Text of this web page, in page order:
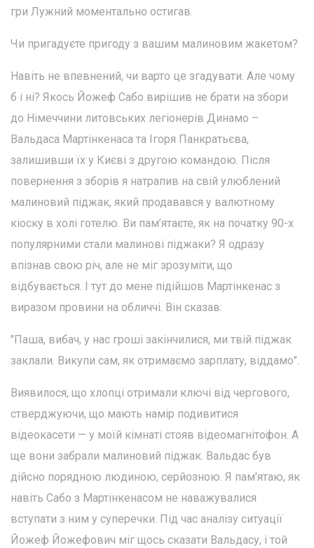
гри Лужний моментально остигав.
Чи пригадуєте пригоду з вашим малиновим жакетом?
Навіть не впевнений, чи варто це згадувати. Але чому
б і ні? Якось Йожеф Сабо вирішив не брати на збори
до Німеччини литовських легіонерів Динамо –
Вальдаса Мартінкенаса та Ігоря Панкратьєва,
залишивши їх у Києві з другою командою. Після
повернення з зборів я натрапив на свій улюблений
малиновий піджак, який продавався у валютному
кіоску в холі готелю. Ви пам’ятаєте, як на початку 90-х
популярними стали малинові піджаки? Я одразу
впізнав свою річ, але не міг зрозуміти, що
відбувається. І тут до мене підійшов Мартінкенас з
виразом провини на обличчі. Він сказав:
"Паша, вибач, у нас гроші закінчилися, ми твій піджак
заклали. Викупи сам, як отримаємо зарплату, віддамо".
Виявилося, що хлопці отримали ключі від чергового,
стверджуючи, що мають намір подивитися
відеокасети — у моїй кімнаті стояв відеомагнітофон. А
ще вони забрали малиновий піджак. Вальдас був
дійсно порядною людиною, серйозною. Я пам'ятаю, як
навіть Сабо з Мартінкенасом не наважувалися
вступати з ним у суперечки. Під час аналізу ситуації
Йожеф Йожефович міг щось сказати Вальдасу, і той